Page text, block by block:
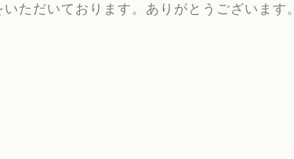
ただいております。ありがとうございます。